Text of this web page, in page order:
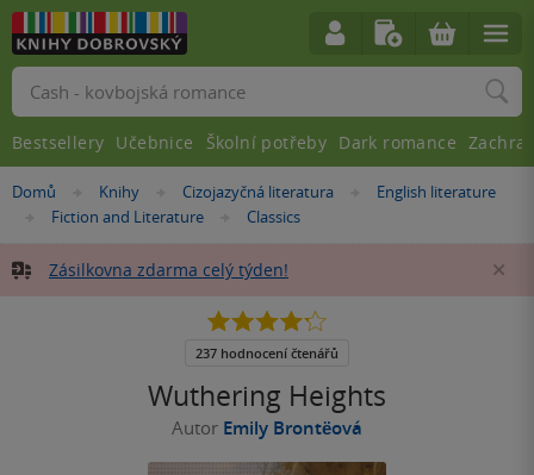
Nacházíte
Domů »Knihy »Cizojazyčná literatura »
English literature
»Fiction and Literature »
Classics
Zásilkovna zdarma celý týden!
Wuthering Heights
Autor Emily Brontëová
4.2
5
237 hodnocení čtenářů
Vyhledávání
Bestsellery Učebnice Školní potřeby Dark romance